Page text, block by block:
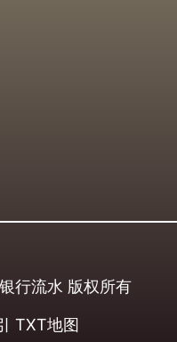
行流水 版权所有
TXT地图